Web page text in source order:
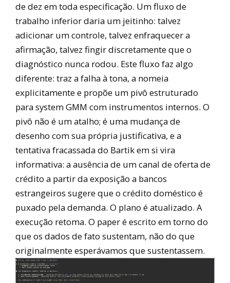
de dez em toda especificação. Um fluxo de
trabalho inferior daria um jeitinho: talvez
adicionar um controle, talvez enfraquecer a
afirmação, talvez fingir discretamente que o
diagnóstico nunca rodou. Este fluxo faz algo
diferente: traz a falha à tona, a nomeia
explicitamente e propõe um pivô estruturado
para system GMM com instrumentos internos. O
pivô não é um atalho; é uma mudança de
desenho com sua própria justificativa, e a
tentativa fracassada do Bartik em si vira
informativa: a ausência de um canal de oferta de
crédito a partir da exposição a bancos
estrangeiros sugere que o crédito doméstico é
puxado pela demanda. O plano é atualizado. A
execução retoma. O paper é escrito em torno do
que os dados de fato sustentam, não do que
originalmente esperávamos que sustentassem.